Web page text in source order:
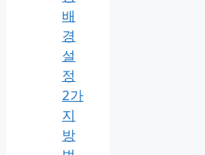
켜
야
할
까?)
MS
Teams
팀
즈